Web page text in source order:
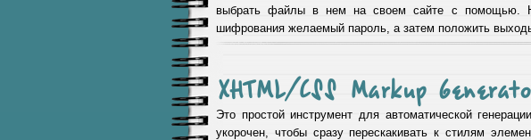
выбрать файлы в нем на своем сайте с помощью.
шифрования желаемый пароль, а затем положить
XHTML/CSS Markup
Это простой инструмент для автоматической
укорочен, чтобы сразу перескакивать к стилям